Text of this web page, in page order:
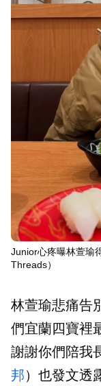
Junior心疼曝林萱瑜
Threads）
林萱瑜悲痛告
們宜蘭四寶裡
謝謝你們陪我
邦）也發文透